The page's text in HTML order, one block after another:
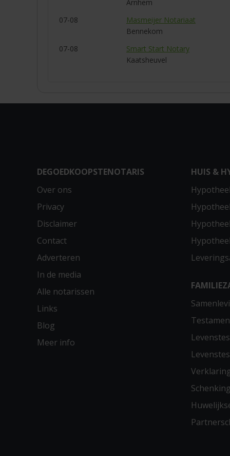
Arnhem
07-08
Masmeijer Notariaat
Bennekom
07-08
Smart Start Notary
Kaatsheuvel
DEGOEDKOOPSTENOTARIS
Over ons
Privacy
Disclaimer
Contact
Adverteren
In de media
Alle notarissen
Links
Blog
Meer info
HUIS &
Schenking